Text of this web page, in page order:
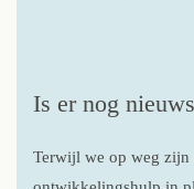
Is er nog
Terwijl we op weg zijn